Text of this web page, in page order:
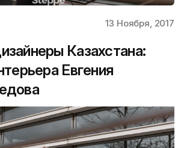
13 Ноября, 2017
Казахстана:
Евгения